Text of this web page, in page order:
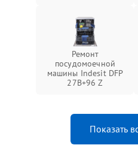
Ремонт
посудомоечной
машины Indesit DFP
27B+96 Z
Показать